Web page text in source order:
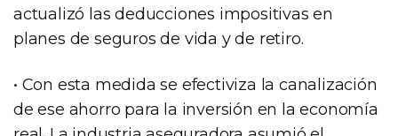
actualizó las deducciones impositivas en
planes de seguros de vida y de retiro.
• Con esta medida se efectiviza la canalización
de ese ahorro para la inversión en la economía